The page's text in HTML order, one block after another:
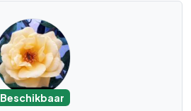
Beschikbaar